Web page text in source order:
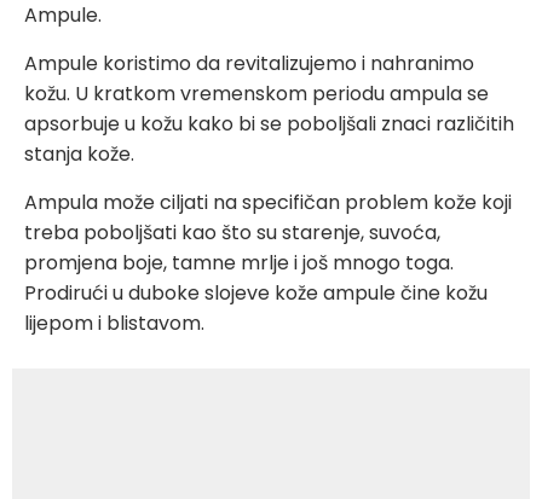
Ampule.
Ampule koristimo da revitalizujemo i nahranimo
kožu. U kratkom vremenskom periodu ampula se
apsorbuje u kožu kako bi se poboljšali znaci različitih
stanja kože.
Ampula može ciljati na specifičan problem kože koji
treba poboljšati kao što su starenje, suvoća,
promjena boje, tamne mrlje i još mnogo toga.
Prodirući u duboke slojeve kože ampule čine kožu
lijepom i blistavom.